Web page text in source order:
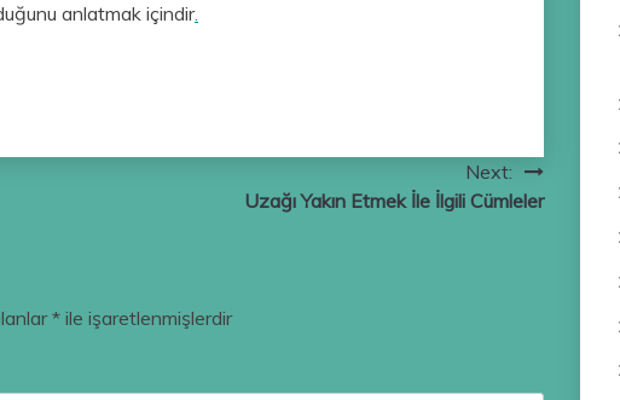
anlatmak içindir.
Next:
Uzağı Yakın Etmek İle İlgili Cümleler
* ile işaretlenmişlerdir